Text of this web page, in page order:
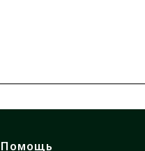
Помощь